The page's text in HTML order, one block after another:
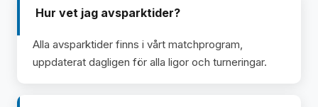
Hur vet jag avsparktider?
Alla avsparktider finns i vårt matchprogram,
uppdaterat dagligen för alla ligor och turneringar.